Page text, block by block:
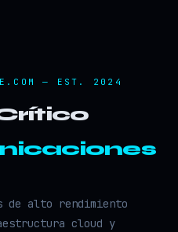
— EST. 2024
de alto rendimiento
cloud y